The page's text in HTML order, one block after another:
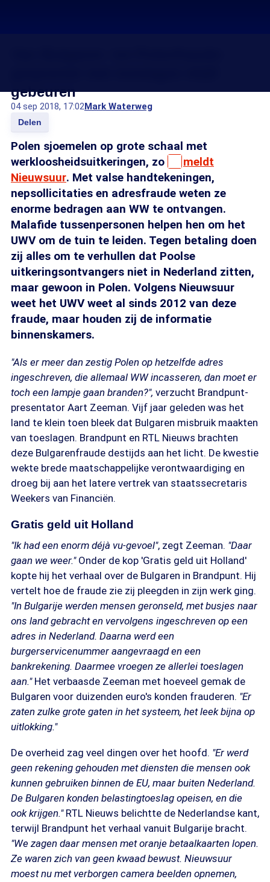
gebeuren
04 sep 2018, 17:02Mark Waterweg
Delen
Polen sjoemelen op grote schaal met
werkloosheidsuitkeringen, zo
meldt
Nieuwsuur. Met valse handtekeningen,
nepsollicitaties en adresfraude weten ze
enorme bedragen aan WW te ontvangen.
Malafide tussenpersonen helpen hen om het
UWV om de tuin te leiden. Tegen betaling doen
zij alles om te verhullen dat Poolse
uitkeringsontvangers niet in Nederland zitten,
maar gewoon in Polen. Volgens Nieuwsuur
weet het UWV weet al sinds 2012 van deze
fraude, maar houden zij de informatie
binnenskamers.
"Als er meer dan zestig Polen op hetzelfde adres
ingeschreven, die allemaal WW incasseren, dan moet er
toch een lampje gaan branden?", verzucht Brandpunt-
presentator Aart Zeeman. Vijf jaar geleden was het
land te klein toen bleek dat Bulgaren misbruik maakten
van toeslagen. Brandpunt en RTL Nieuws brachten
deze Bulgarenfraude destijds aan het licht. De kwestie
wekte brede maatschappelijke verontwaardiging en
droeg bij aan het latere vertrek van staatssecretaris
Weekers van Financiën.
Gratis geld uit Holland
"Ik had een enorm déjà vu-gevoel", zegt Zeeman. "Daar
gaan we weer."Onder de kop 'Gratis geld uit Holland'
kopte hij het verhaal over de Bulgaren in Brandpunt. Hij
vertelt hoe de fraude zie zij pleegden in zijn werk ging.
"In Bulgarije werden mensen geronseld, met busjes naar
ons land gebracht en vervolgens ingeschreven op een
adres in Nederland. Daarna werd een
burgerservicenummer aangevraagd en een
bankrekening. Daarmee vroegen ze allerlei toeslagen
aan." Het verbaasde Zeeman met hoeveel gemak de
Bulgaren voor duizenden euro's konden frauderen. "Er
zaten zulke grote gaten in het systeem, het leek bijna op
uitlokking."
De overheid zag veel dingen over het hoofd. "Er werd
geen rekening gehouden met diensten die mensen ook
kunnen gebruiken binnen de EU, maar buiten Nederland.
De Bulgaren konden belastingtoeslag opeisen, en die
ook krijgen." RTL Nieuws belichtte de Nederlandse kant,
terwijl Brandpunt het verhaal vanuit Bulgarije bracht.
"We zagen daar mensen met oranje betaalkaarten lopen.
Ze waren zich van geen kwaad bewust. Nieuwsuur
moest nu met verborgen camera beelden opnemen,